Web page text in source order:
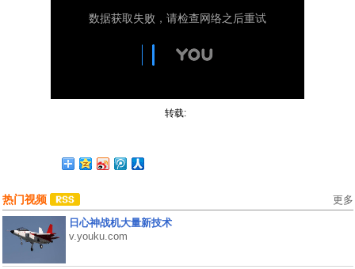
转载:
热门视频 更多
日心神战机大量新技术
v.youku.com